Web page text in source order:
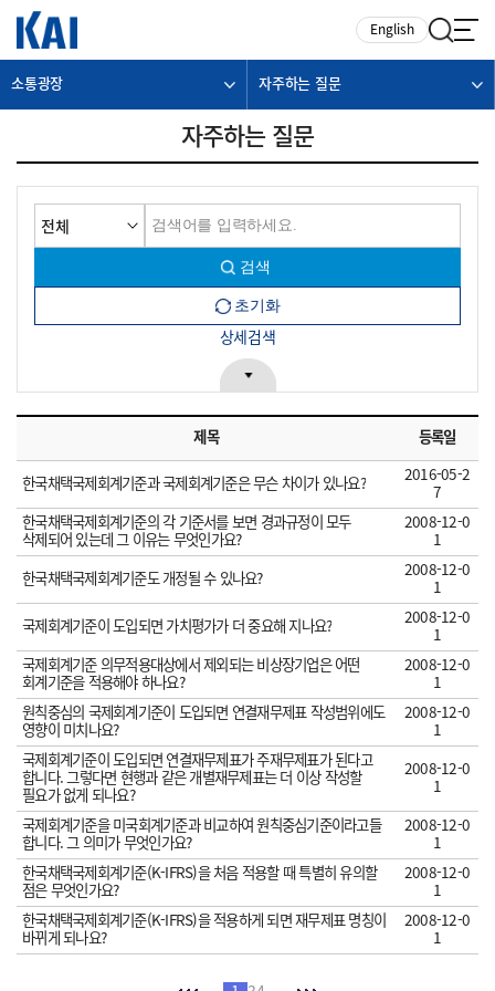
English
소통광장 자주하는 질문
자주하는 질문
상세검색
제목 등록일
한국채택국제회계기준과 국제회계기준은 무슨 차이가 있나요?
2016-05-2
7
한국채택국제회계기준의 각 기준서를 보면 경과규정이 모두
삭제되어 있는데 그 이유는 무엇인가요?
2008-12-0
1
한국채택국제회계기준도 개정될 수 있나요?
2008-12-0
1
국제회계기준이 도입되면 가치평가가 더 중요해 지나요?
2008-12-0
1
국제회계기준 의무적용대상에서 제외되는 비상장기업은 어떤
회계기준을 적용해야 하나요?
2008-12-0
1
원칙중심의 국제회계기준이 도입되면 연결재무제표 작성범위에도
영향이 미치나요?
2008-12-0
1
국제회계기준이 도입되면 연결재무제표가 주재무제표가 된다고
합니다. 그렇다면 현행과 같은 개별재무제표는 더 이상 작성할
필요가 없게 되나요?
2008-12-0
1
국제회계기준을 미국회계기준과 비교하여 원칙중심기준이라고들
합니다. 그 의미가 무엇인가요?
2008-12-0
1
한국채택국제회계기준(K-IFRS)을 처음 적용할 때 특별히 유의할
점은 무엇인가요?
2008-12-0
1
한국채택국제회계기준(K-IFRS)을 적용하게 되면 재무제표 명칭이
바뀌게 되나요?
2008-12-0
1